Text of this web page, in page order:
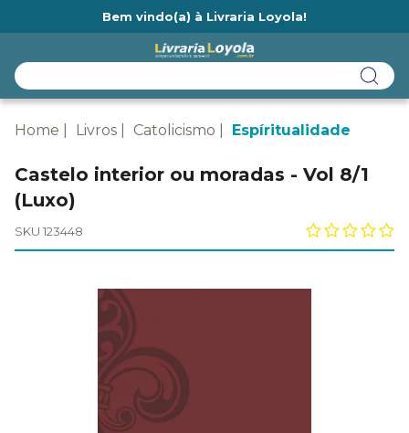
Bem vindo(a) à Livraria Loyola!
Home Livros Catolicismo Espíritualidade
Castelo interior ou moradas - Vol 8/1
(Luxo)
SKU 123448